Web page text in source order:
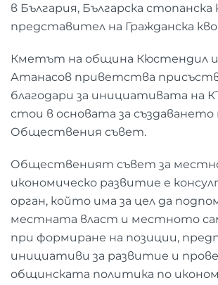
в България, Българска стопанска
представител на Гражданска
Кметът на община Кюстендил
Атанасов приветства
благодари за инициативата на
стои в основата за създаването
Обществения съвет.
Общественият съвет за
икономическо развитие е
орган, който има за цел да
местната власт и местното
при формиране на позиции,
инициативи за развитие и
общинската политика по